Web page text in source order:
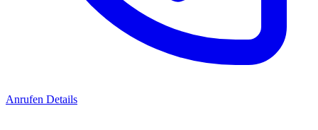
Anrufen Details